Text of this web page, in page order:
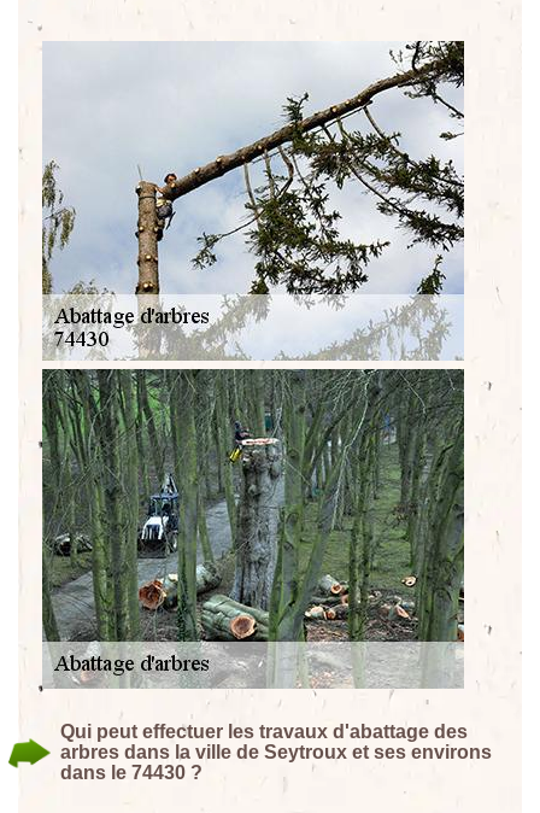
Qui peut effectuer les travaux d'abattage des
arbres dans la ville de Seytroux et ses environs
dans le 74430 ?